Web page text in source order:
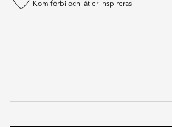
Kom förbi och låt er inspireras